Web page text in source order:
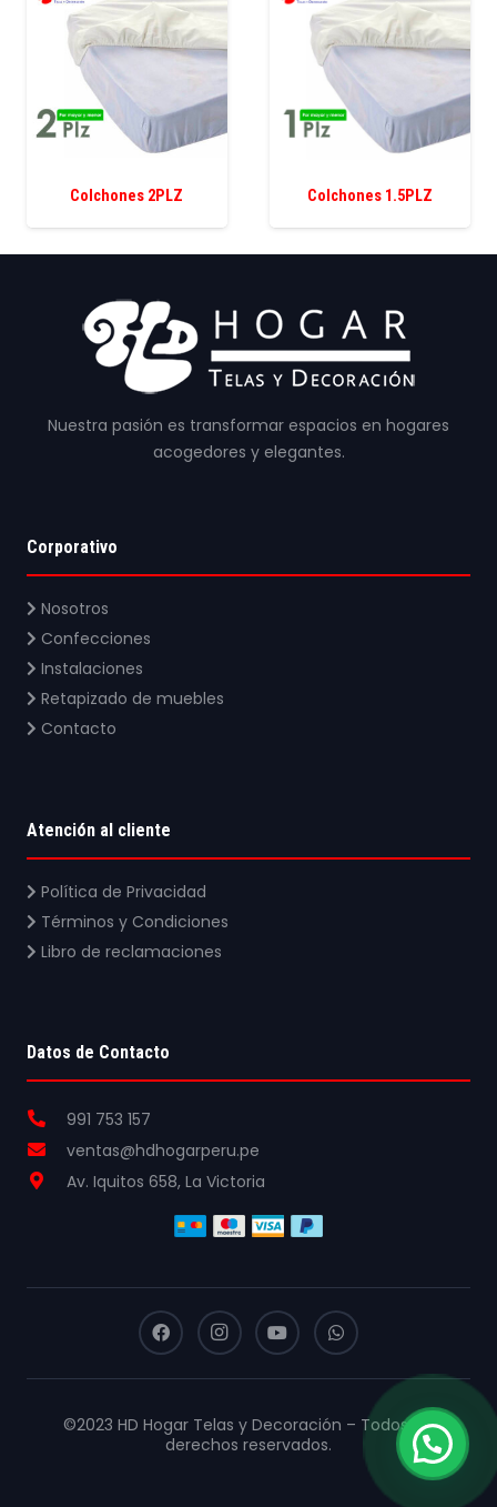
Colchones 2PLZ Colchones 1.5PLZ
Nuestra pasión es transformar espacios en hogares
acogedores y elegantes.
Corporativo
Nosotros
Confecciones
Instalaciones
Retapizado de muebles
Contacto
Atención al cliente
Política de Privacidad
Términos y Condiciones
Libro de reclamaciones
Datos de Contacto
991 753 157
ventas@hdhogarperu.pe
Av. Iquitos 658, La Victoria
©2023 HD Hogar Telas y Decoración – Todos los
derechos reservados.